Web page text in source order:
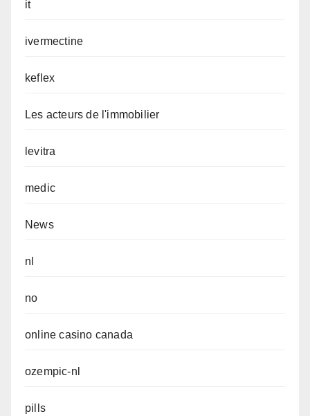
it
ivermectine
keflex
Les acteurs de l'immobilier
levitra
medic
News
nl
no
online casino canada
ozempic-nl
pills